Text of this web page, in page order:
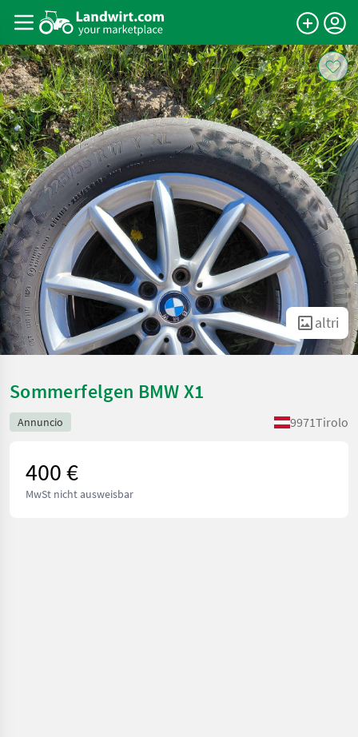
altri
Sommerfelgen BMW X1
Annuncio 9971Tirolo
400 €
MwSt nicht ausweisbar